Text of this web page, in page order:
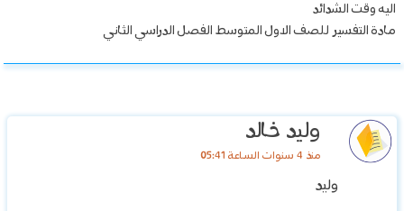
اليه وقت الشدائد
مادة التفسير للصف الاول المتوسط الفصل الدراسي الثاني
وليد خالد
منذ 4 سنوات الساعة 05:41
وليد